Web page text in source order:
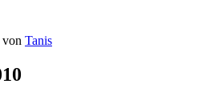
von Tanis